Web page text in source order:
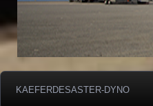
KAEFERDESASTER-DYNO